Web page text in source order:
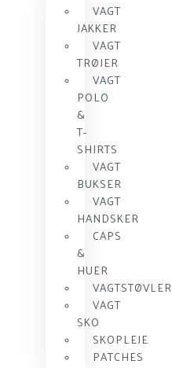
VAGT
JAKKER
VAGT
TRØJER
VAGT
POLO
&
T-
SHIRTS
VAGT
BUKSER
VAGT
HANDSKER
CAPS
&
HUER
VAGTSTØVLER
VAGT
SKO
SKOPLEJE
PATCHES